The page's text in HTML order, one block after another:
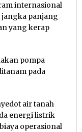
internasional
jangka panjang
yang kerap
pompa
pada
air tanah
energi listrik
operasional